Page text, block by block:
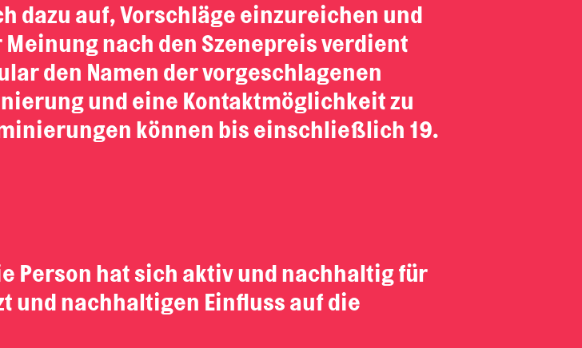
dazu auf, Vorschläge einzureichen und
nach den Szenepreis verdient
den Namen der vorgeschlagenen
und eine Kontaktmöglichkeit zu
können bis einschließlich 19.
Person hat sich aktiv und nachhaltig für
und nachhaltigen Einfluss auf die